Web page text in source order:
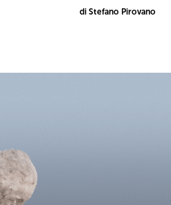
di Stefano Pirovano